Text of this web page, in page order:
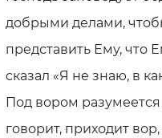
добрыми делами,
представить Ему, что
сказал «Я не знаю, в
Под вором
говорит, приходит